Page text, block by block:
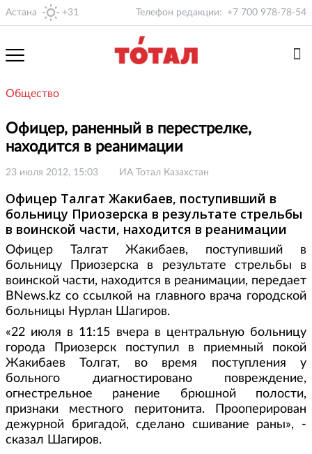
Астана +31 Телефон редакции: +7 700 978-78-54
Общество
Офицер, раненный в перестрелке,
находится в реанимации
23 июля 2012, 15:03 ИА Тотал Казахстан
Офицер Талгат Жакибаев, поступивший в
больницу Приозерска в результате стрельбы
в воинской части, находится в реанимации
Офицер Талгат Жакибаев, поступивший в
больницу Приозерска в результате стрельбы в
воинской части, находится в реанимации, передает
BNews.kz со ссылкой на главного врача городской
больницы Нурлан Шагиров.
«22 июля в 11:15 вчера в центральную больницу
города Приозерск поступил в приемный покой
Жакибаев Толгат, во время поступления у
больного диагностировано повреждение,
огнестрельное ранение брюшной полости,
признаки местного перитонита. Прооперирован
дежурной бригадой, сделано сшивание раны», -
сказал Шагиров.